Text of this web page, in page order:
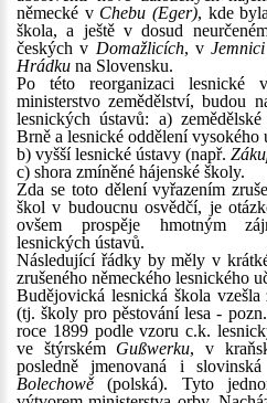
německé v Chebu (Eger), kde
škola, a ještě v dosud
českých v Domažlicích, vJemnici
Hrádku na Slovensku.
Po této reorganizaci lesnické
ministerstvo zemědělství, budou
lesnických ústavů: a)
Brně a lesnické oddělení vysokého
b) vyšší lesnické ústavy (např.
c) shora zmíněné hájenské školy.
Zda se toto dělení vyřazením
škol v budoucnu osvědčí, je
ovšem prospěje hmotným
lesnických ústavů.
Následující řádky by měly v
zrušeného německého lesnického
Budějovická lesnická škola
(tj. školy pro pěstování lesa -
roce 1899 podle vzoru c.k.
ve štýrském Gußwerku, v
posledně jmenovaná i
Bolechowě (polská). Tyto